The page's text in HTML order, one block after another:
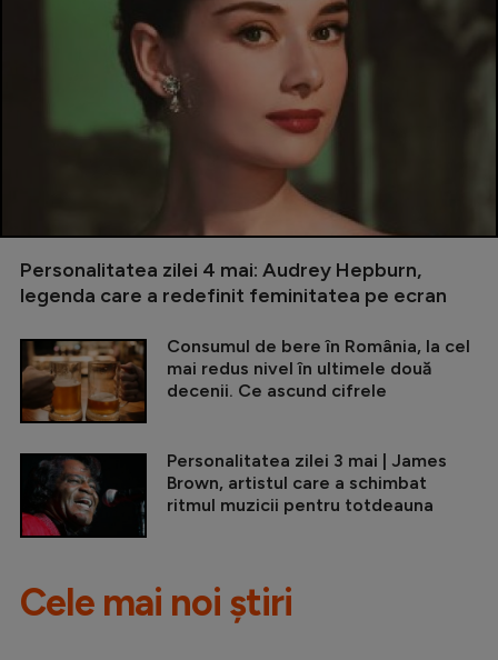
Personalitatea zilei 4 mai: Audrey Hepburn,
legenda care a redefinit feminitatea pe ecran
Consumul de bere în România, la cel
mai redus nivel în ultimele două
decenii. Ce ascund cifrele
Personalitatea zilei 3 mai | James
Brown, artistul care a schimbat
ritmul muzicii pentru totdeauna
Cele mai noi știri